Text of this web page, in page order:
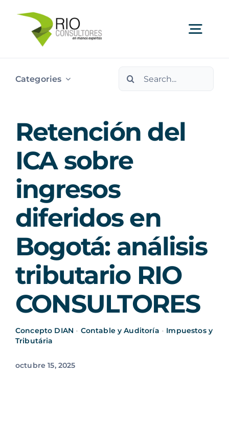
content
Categories
Search
Retención del
ICA sobre
ingresos
diferidos en
Bogotá: análisis
tributario RIO
CONSULTORES
Concepto DIAN • Contable y Auditoría • Impuestos y
Tributária
octubre 15, 2025